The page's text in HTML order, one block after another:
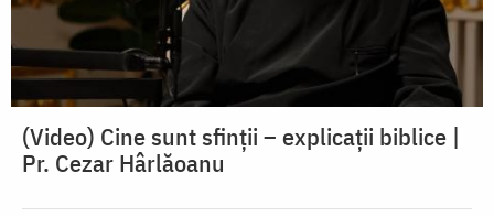
(Video) Cine sunt sfinții – explicații biblice |
Pr. Cezar Hârlăoanu